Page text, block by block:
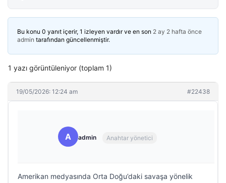
Bu konu 0 yanıt içerir, 1 izleyen vardır ve en son 2 ay 2 hafta önce
admin tarafından güncellenmiştir.
1 yazı görüntüleniyor (toplam 1)
19/05/2026: 12:24 am #22438
A admin Anahtar yönetici
Amerikan medyasında Orta Doğu’daki savaşa yönelik